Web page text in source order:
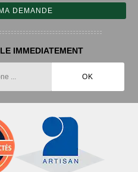
IMMEDIATEMENT